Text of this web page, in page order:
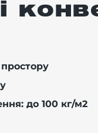
до 100 кг/м2